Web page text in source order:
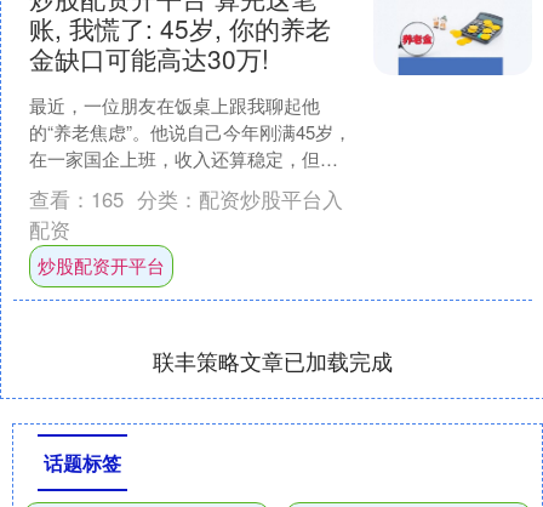
账, 我慌了: 45岁, 你的养老
金缺口可能高达30万!
最近，一位朋友在饭桌上跟我聊起他
的“养老焦虑”。他说自己今年刚满45岁，
在一家国企上班，收入还算稳定，但一
想到退休后的生活炒股配资开平台，就
总觉得心里没底。我们....
查看： 165 分类： 配资炒股平台入
配资
炒股配资开平台
联丰策略文章已加载完成
话题标签